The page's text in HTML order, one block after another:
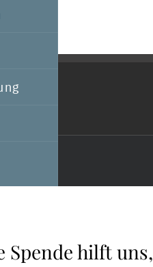
Spende hilft uns,